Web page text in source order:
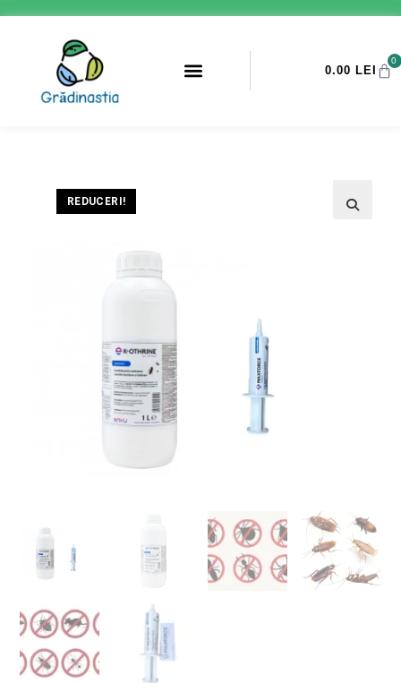
0.00 LEI
0
REDUCERI!